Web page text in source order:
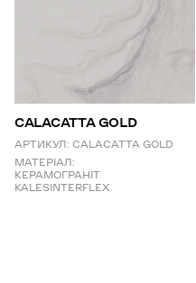
CALACATTA GOLD
АРТИКУЛ: CALACATTA GOLD
МАТЕРІАЛ:
КЕРАМОГРАНІТ
KALESINTERFLEX